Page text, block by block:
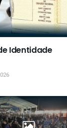
Identidade